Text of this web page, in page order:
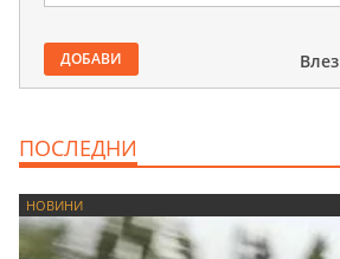
ДОБАВИ Влез
ПОСЛЕДНИ
НОВИНИ